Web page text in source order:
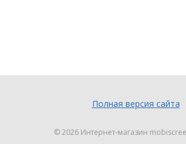
Полная версия сайта
© 2026 Интернет-магазин